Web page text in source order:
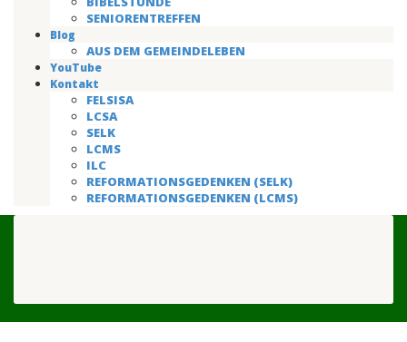
SENIORENTREFFEN
Blog
AUS DEM GEMEINDELEBEN
YouTube
Kontakt
FELSISA
LCSA
SELK
LCMS
ILC
REFORMATIONSGEDENKEN (SELK)
REFORMATIONSGEDENKEN (LCMS)